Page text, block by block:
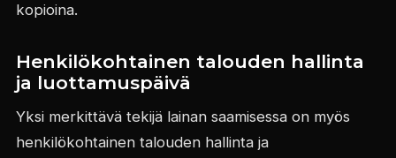
kopioina.
Henkilökohtainen talouden hallinta
ja luottamuspäivä
Yksi merkittävä tekijä lainan saamisessa on myös
henkilökohtainen talouden hallinta ja